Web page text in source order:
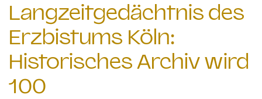
Langzeitgedächtnis des
Erzbistums Köln:
Historisches Archiv wird
100